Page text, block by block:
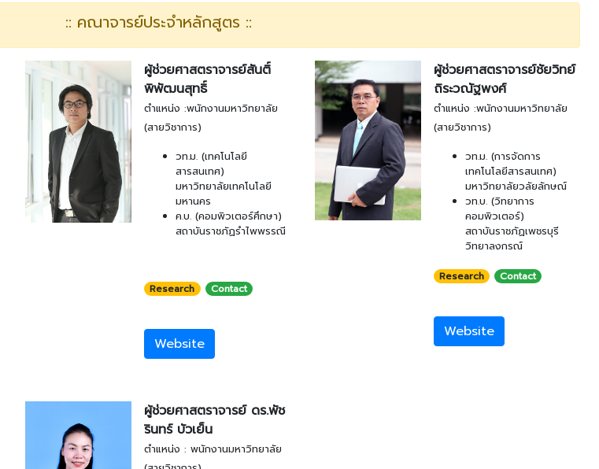
:: คณาจารย์ประจำหลักสูตร ::
ผู้ช่วยศาสตราจารย์สันติ์
พิพัฒนสุทธิ์
ตำแหน่ง :พนักงานมหาวิทยาลัย
(สายวิชาการ)
วท.ม. (เทคโนโลยี
สารสนเทศ)
มหาวิทยาลัยเทคโนโลยี
มหานคร
ค.บ. (คอมพิวเตอร์ศึกษา)
สถาบันราชภัฏรำไพพรรณี
Research Contact
Website
ผู้ช่วยศาสตราจารย์ชัยวิทย์
ถิระวณัฐพงศ์
ตำแหน่ง :พนักงานมหาวิทยาลัย
(สายวิชาการ)
วท.ม. (การจัดการ
เทคโนโลยีสารสนเทศ)
มหาวิทยาลัยวลัยลักษณ์
วท.บ. (วิทยาการ
คอมพิวเตอร์)
สถาบันราชภัฏเพชรบุรี
วิทยาลงกรณ์
Research Contact
Website
ผู้ช่วยศาสตราจารย์ ดร.พัช
รินทร์ บัวเย็น
ตำแหน่ง : พนักงานมหาวิทยาลัย